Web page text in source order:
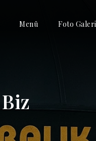
Menü Foto Galeri